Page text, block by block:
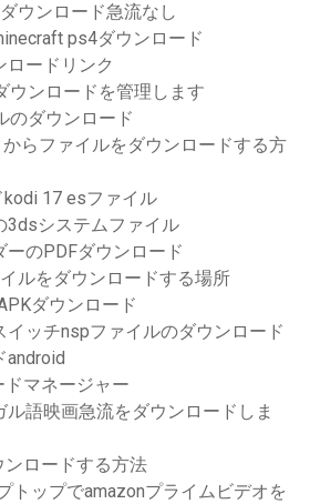
ウンロード急流なし
ps4ダウンロード
ロードリンク
ウンロードを管理します
のダウンロード
らファイルをダウンロードする方
17 esファイル
3dsシステムファイル
のPDFダウンロード
ルをダウンロードする場所
ダウンロード
ッチnspファイルのダウンロード
android
ドマネージャー
語映画急流をダウンロードしま
ンロードする方法
トップでamazonプライムビデオを